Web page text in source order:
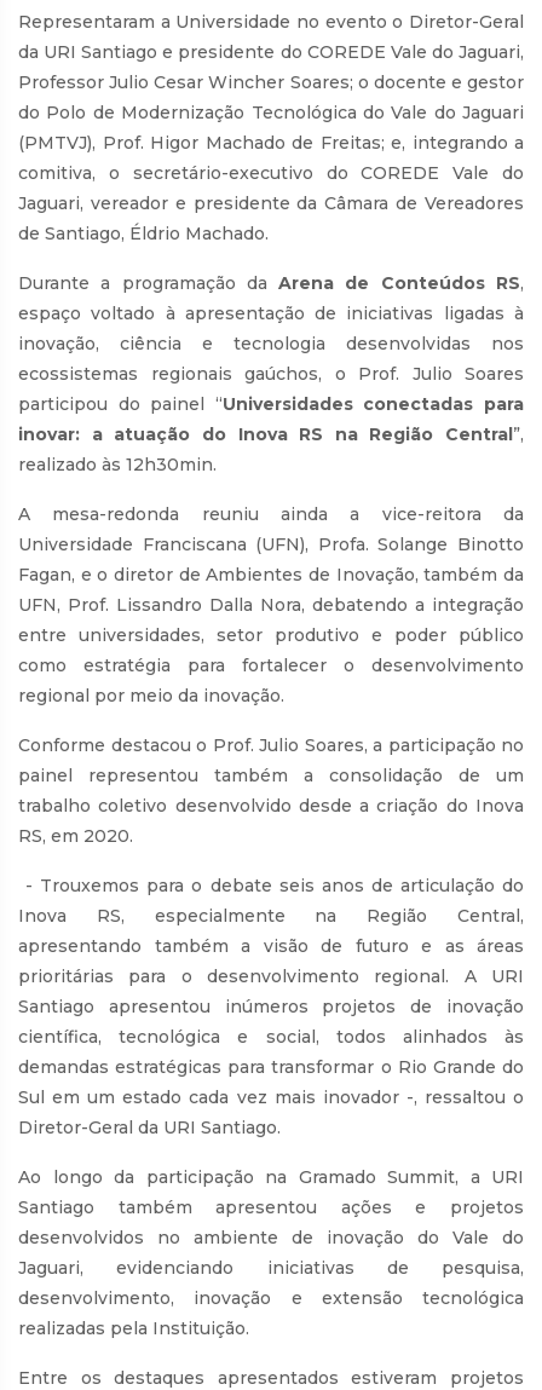
Representaram a Universidade no evento o Diretor-Geral
da URI Santiago e presidente do COREDE Vale do Jaguari,
Professor Julio Cesar Wincher Soares; o docente e gestor
do Polo de Modernização Tecnológica do Vale do Jaguari
(PMTVJ), Prof. Higor Machado de Freitas; e, integrando a
comitiva, o secretário-executivo do COREDE Vale do
Jaguari, vereador e presidente da Câmara de Vereadores
de Santiago, Éldrio Machado.
Durante a programação daArena de Conteúdos RS,
espaço voltado à apresentação de iniciativas ligadas à
inovação, ciência e tecnologia desenvolvidas nos
ecossistemas regionais gaúchos, o Prof. Julio Soares
participou do painel “Universidades conectadas para
inovar: a atuação do Inova RS na Região Central”,
realizado às 12h30min.
A mesa-redonda reuniu ainda a vice-reitora da
Universidade Franciscana (UFN), Profa. Solange Binotto
Fagan, e o diretor de Ambientes de Inovação, também da
UFN, Prof. Lissandro Dalla Nora, debatendo a integração
entre universidades, setor produtivo e poder público
como estratégia para fortalecer o desenvolvimento
regional por meio da inovação.
Conforme destacou o Prof. Julio Soares, a participação no
painel representou também a consolidação de um
trabalho coletivo desenvolvido desde a criação do Inova
RS, em 2020.
- Trouxemos para o debate seis anos de articulação do
Inova RS, especialmente na Região Central,
apresentando também a visão de futuro e as áreas
prioritárias para o desenvolvimento regional. A URI
Santiago apresentou inúmeros projetos de inovação
científica, tecnológica e social, todos alinhados às
demandas estratégicas para transformar o Rio Grande do
Sul em um estado cada vez mais inovador -, ressaltou o
Diretor-Geral da URI Santiago.
Ao longo da participação na Gramado Summit, a URI
Santiago também apresentou ações e projetos
desenvolvidos no ambiente de inovação do Vale do
Jaguari, evidenciando iniciativas de pesquisa,
desenvolvimento, inovação e extensão tecnológica
realizadas pela Instituição.
Entre os destaques apresentados estiveram projetos